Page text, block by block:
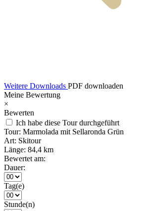
Weitere Downloads PDF downloaden
Meine Bewertung
×
Bewerten
Ich habe diese Tour durchgeführt
Tour: Marmolada mit Sellaronda Grün
Art: Skitour
Länge: 84,4 km
Bewertet am:
Dauer:
Tag(e)
Stunde(n)